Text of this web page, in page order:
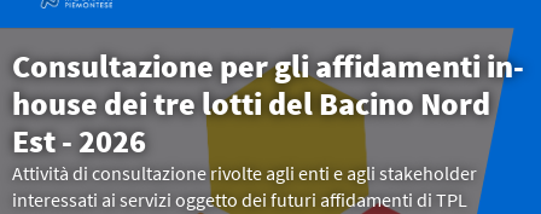
Consultazione per gli affidamenti in-
house dei tre lotti del Bacino Nord
Est - 2026
Attività di consultazione rivolte agli enti e agli stakeholder
interessati ai servizi oggetto dei futuri affidamenti di TPL